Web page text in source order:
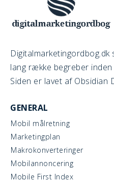
lang række begreber
Siden er lavet af Obsidian
GENERAL
Mobil målretning
Marketingplan
Makrokonverteringer
Mobilannoncering
Mobile First Index